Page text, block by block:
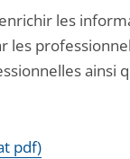
les
les
ainsi
pdf)